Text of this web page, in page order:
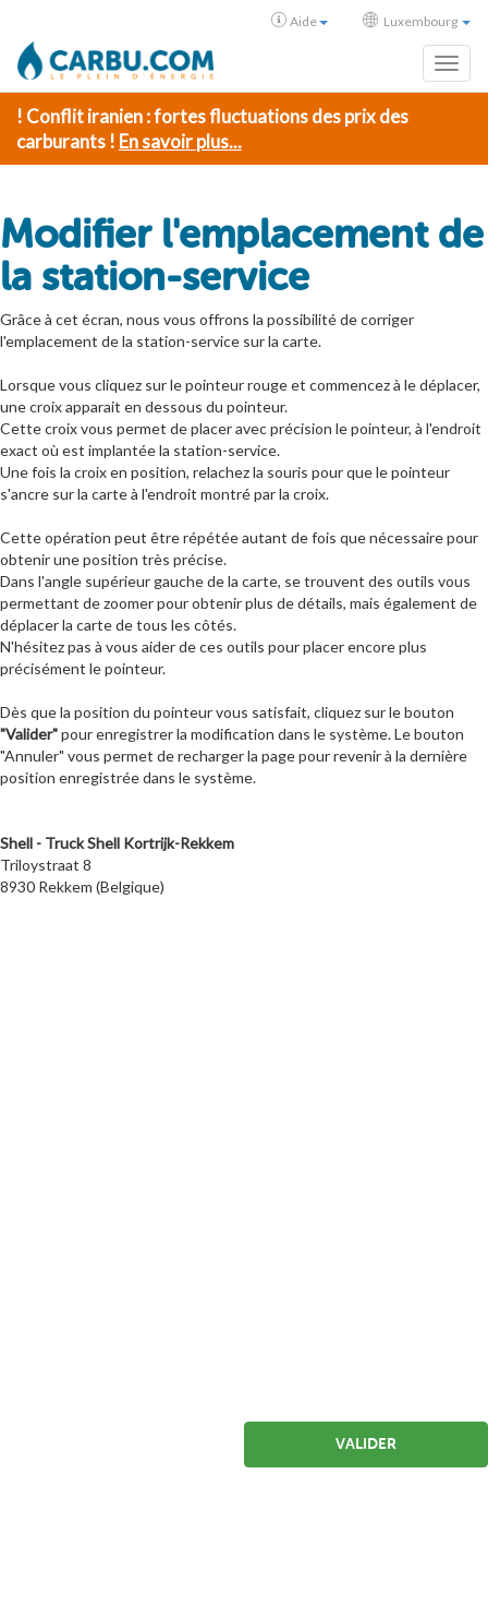
Aide Luxembourg
! Conflit iranien : fortes fluctuations des prix des
carburants ! En savoir plus...
Modifier l'emplacement de
la station-service
Grâce à cet écran, nous vous offrons la possibilité de corriger
l'emplacement de la station-service sur la carte.
Lorsque vous cliquez sur le pointeur rouge et commencez à le déplacer,
une croix apparait en dessous du pointeur.
Cette croix vous permet de placer avec précision le pointeur, à l'endroit
exact où est implantée la station-service.
Une fois la croix en position, relachez la souris pour que le pointeur
s'ancre sur la carte à l'endroit montré par la croix.
Cette opération peut être répétée autant de fois que nécessaire pour
obtenir une position très précise.
Dans l'angle supérieur gauche de la carte, se trouvent des outils vous
permettant de zoomer pour obtenir plus de détails, mais également de
déplacer la carte de tous les côtés.
N'hésitez pas à vous aider de ces outils pour placer encore plus
précisément le pointeur.
Dès que la position du pointeur vous satisfait, cliquez sur le bouton
"Valider"pour enregistrer la modification dans le système. Le bouton
"Annuler" vous permet de recharger la page pour revenir à la dernière
position enregistrée dans le système.
Shell - Truck Shell Kortrijk-Rekkem
Triloystraat 8
8930 Rekkem (Belgique)